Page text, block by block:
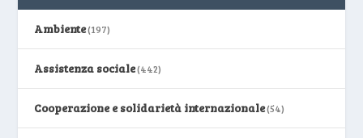
Ambiente(197)
Assistenza sociale(442)
Cooperazione e solidarietà internazionale(54)